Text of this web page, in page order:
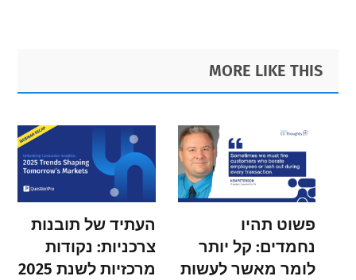
Primary
Sidebar
Footer
MORE LIKE THIS
פשוט תהיו
נחמדים: קל יותר
לומר מאשר לעשות
העתיד של תובנות
צרכניות: נקודות
מרכזיות לשנת 2025